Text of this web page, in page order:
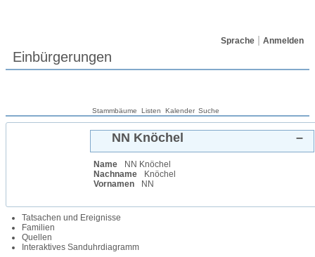
Sprache Anmelden
Einbürgerungen
Stammbäume Listen Kalender Suche
NN Knöchel –
Name NN Knöchel
Nachname
Knöchel
Vornamen
NN
Tatsachen und Ereignisse
Familien
Quellen
Interaktives Sanduhrdiagramm